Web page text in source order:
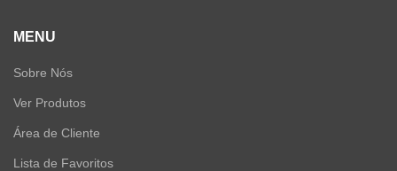
MENU
Sobre Nós
Ver Produtos
Área de Cliente
Lista de Favoritos